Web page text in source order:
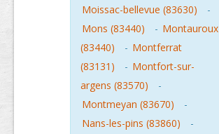
Moissac-bellevue (83630)
-
Mons (83440)
- Montauroux
(83440)
- Montferrat
(83131)
- Montfort-sur-
argens (83570)
-
Montmeyan (83670)
-
Nans-les-pins (83860)
-